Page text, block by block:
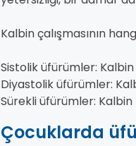
Kalbin çalışmasının
Sistolik üfürümler: Kalbin
Diyastolik üfürümler:
Sürekli üfürümler:
Çocuklarda